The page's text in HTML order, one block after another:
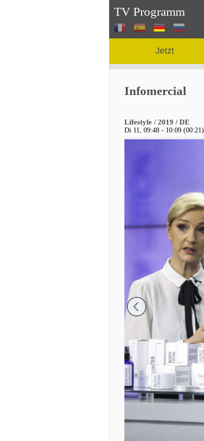
TV Programm
Jetzt
Infomercial
Lifestyle / 2019 / DE
Di 11, 09:48 - 10:09 (00:21)